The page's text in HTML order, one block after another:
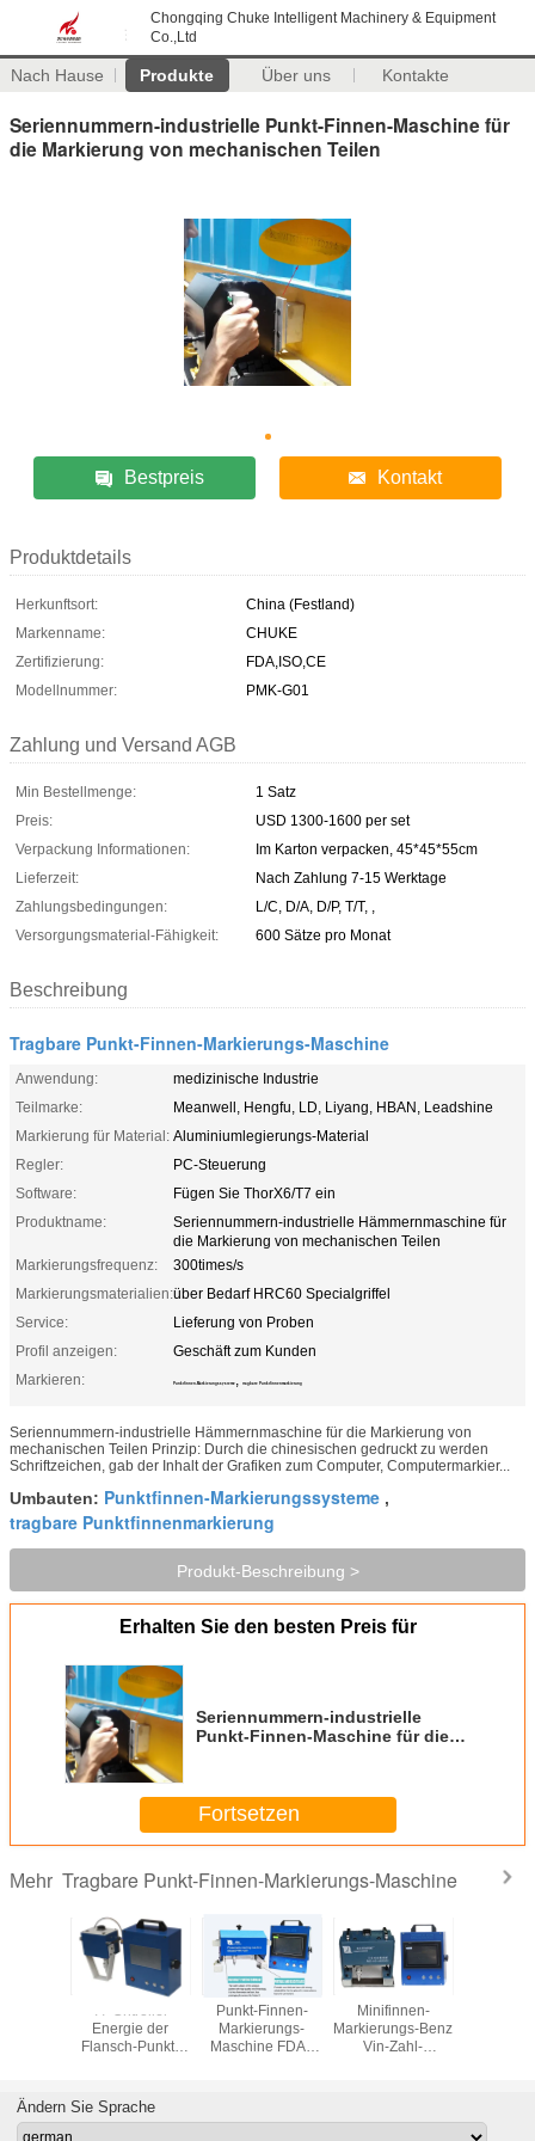
Chongqing Chuke Intelligent Machinery & Equipment
Co.,Ltd
Nach Hause Produkte Über uns Kontakte
Seriennummern-industrielle Punkt-Finnen-Maschine für
die Markierung von mechanischen Teilen
Bestpreis Kontakt
Produktdetails
Herkunftsort:
China (Festland)
Markenname:
CHUKE
Zertifizierung:
FDA,ISO,CE
Modellnummer:
PMK-G01
Zahlung und Versand AGB
Min Bestellmenge:
1 Satz
Preis:
USD 1300-1600 per set
Verpackung Informationen:
Im Karton verpacken, 45*45*55cm
Lieferzeit:
Nach Zahlung 7-15 Werktage
Zahlungsbedingungen:
L/C, D/A, D/P, T/T, ,
Versorgungsmaterial-Fähigkeit:
600 Sätze pro Monat
Beschreibung
Tragbare Punkt-Finnen-Markierungs-Maschine
Anwendung:
medizinische Industrie
Teilmarke:
Meanwell, Hengfu, LD, Liyang, HBAN, Leadshine
Markierung für Material: Aluminiumlegierungs-Material
Regler:
PC-Steuerung
Software:
Fügen Sie ThorX6/T7 ein
Produktname:
Seriennummern-industrielle Hämmernmaschine für
die Markierung von mechanischen Teilen
Markierungsfrequenz:
300times/s
Markierungsmaterialien:über Bedarf HRC60 Specialgriffel
Service:
Lieferung von Proben
Profil anzeigen:
Geschäft zum Kunden
Markieren:
Punktfinnen-Markierungssysteme , tragbare Punktfinnenmarkierung
Seriennummern-industrielle Hämmernmaschine für die Markierung von
mechanischen Teilen Prinzip: Durch die chinesischen gedruckt zu werden
Schriftzeichen, gab der Inhalt der Grafiken zum Computer, Computermarkier...
Umbauten: Punktfinnen-Markierungssysteme ,
tragbare Punktfinnenmarkierung
Produkt-Beschreibung >
Erhalten Sie den besten Preis für
Seriennummern-industrielle
Punkt-Finnen-Maschine für die
Fortsetzen
Mehr Tragbare Punkt-Finnen-Markierungs-Maschine
T7 Cntroller
Energie der
Flansch-Punkt-
Maschinen-
40x80mm des
Punkt-Finnen-
Markierungs-
Maschine FDAs
Minifinnen-
Markierungs-Benz
Vin-Zahl-
des punkt-300W
Ändern Sie Sprache